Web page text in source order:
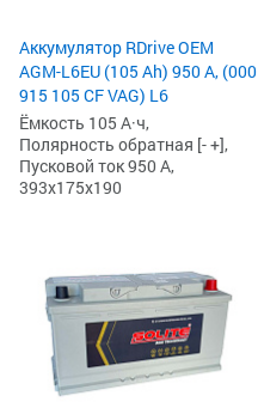
Аккумулятор RDrive OEM
AGM-L6EU (105 Ah) 950 А, (000
915 105 CF VAG) L6
Ёмкость 105 А·ч,
Полярность обратная [- +],
Пусковой ток 950 А,
393x175x190